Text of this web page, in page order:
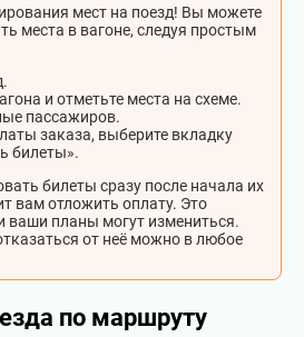
мест на поезд! Вы можете
места в вагоне, следуя простым
и отметьте места на схеме.
пассажиров.
заказа, выберите вкладку
билеты».
билеты сразу после начала их
вам отложить оплату. Это
ваши планы могут измениться.
от неё можно в любое
по маршруту